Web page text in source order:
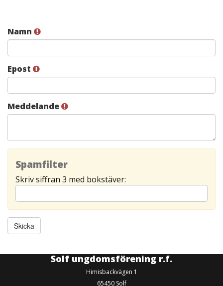
Namn
Epost
Meddelande
Spamfilter
Skriv siffran 3 med bokstäver:
Solf ungdomsförening r.f.
Himisbackvägen 1
65450 Solf